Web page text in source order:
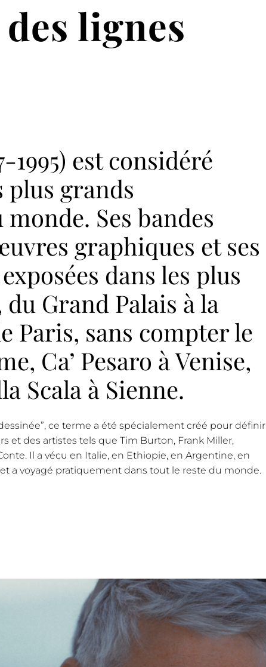
lignes
1995) est considéré
plus grands
Ses bandes
graphiques et ses
dans les plus
Grand Palais à la
Paris, sans compter le
Ca’ Pesaro à Venise,
Scala à Sienne.
ce terme a été spécialement créé pour définir
et des artistes tels que Tim Burton, Frank Miller,
Il a vécu en Italie, en Ethiopie, en Argentine, en
a voyagé pratiquement dans tout le reste du monde.